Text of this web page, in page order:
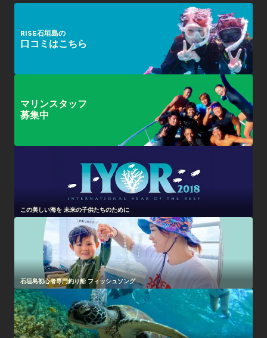
RISE石垣島の
口コミはこちら
マリンスタッフ
募集中
この美しい海を 未来の子供たちのために
石垣島初心者専門釣り船 フィッシュソング